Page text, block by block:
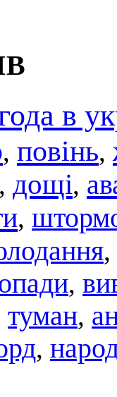
в
, повінь,
, дощі,
,
,
,
туман,
,